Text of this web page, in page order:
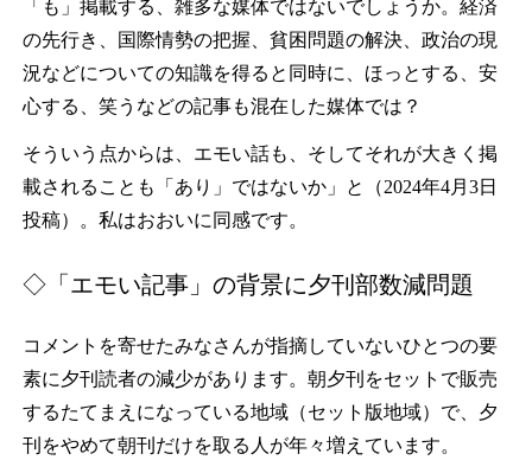
「も」掲載する、雑多な媒体ではないでしょうか。経済
の先行き、国際情勢の把握、貧困問題の解決、政治の現
況などについての知識を得ると同時に、ほっとする、安
心する、笑うなどの記事も混在した媒体では？
そういう点からは、エモい話も、そしてそれが大きく掲
載されることも「あり」ではないか」と（2024年4月3日
投稿）。私はおおいに同感です。
◇「エモい記事」の背景に夕刊部数減問題
コメントを寄せたみなさんが指摘していないひとつの要
素に夕刊読者の減少があります。朝夕刊をセットで販売
するたてまえになっている地域（セット版地域）で、夕
刊をやめて朝刊だけを取る人が年々増えています。